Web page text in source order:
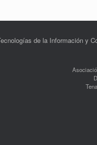
de la Información y